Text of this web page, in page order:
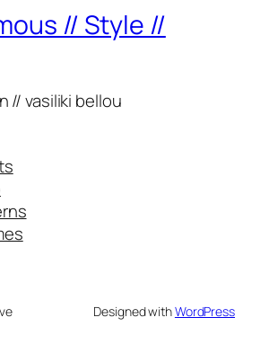
// Style //
// vasiliki bellou
Designed withWordPress